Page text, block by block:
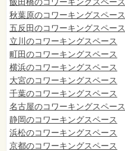
秋葉原のコワーキングスペース
五反田のコワーキングスペース
立川のコワーキングスペース
町田のコワーキングスペース
横浜のコワーキングスペース
大宮のコワーキングスペース
千葉のコワーキングスペース
名古屋のコワーキングスペース
静岡のコワーキングスペース
浜松のコワーキングスペース
京都のコワーキングスペース